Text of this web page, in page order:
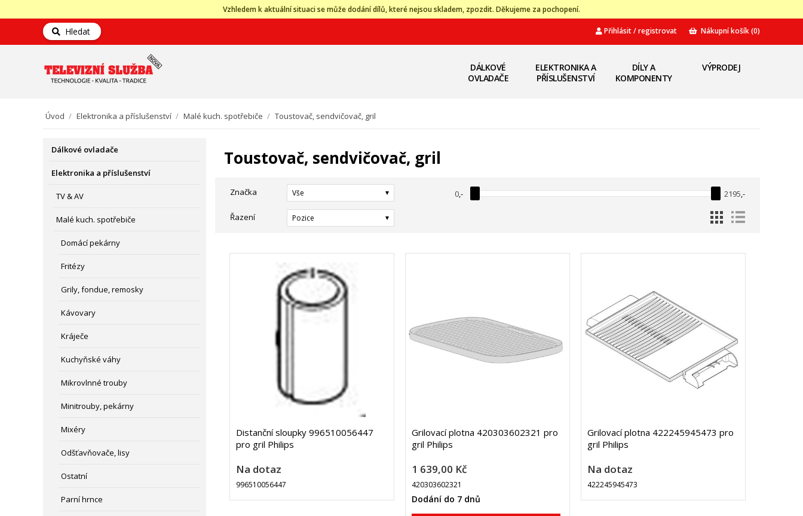
Vzhledem k aktuální situaci se může dodání dílů, které nejsou skladem, zpozdit. Děkujeme za pochopení.
Hledat Přihlásit / registrovat Nákupní košík(0)
DÁLKOVÉ
OVLADAČE
ELEKTRONIKA A
PŘÍSLUŠENSTVÍ
DÍLY A
KOMPONENTY
VÝPRODEJ
Úvod / Elektronika a příslušenství / Malé kuch. spotřebiče / Toustovač, sendvičovač, gril
Dálkové ovladače
Elektronika a příslušenství
TV & AV
Malé kuch. spotřebiče
Domácí pekárny
Fritézy
Grily, fondue, remosky
Kávovary
Kráječe
Kuchyňské váhy
Mikrovlnné trouby
Minitrouby, pekárny
Mixéry
Odšťavňovače, lisy
Ostatní
Parní hrnce
Toustovač, sendvičovač, gril
0,- ,-
2195
Značka Vše
Řazení Pozice
Distanční sloupky 996510056447
pro gril Philips
Na dotaz
996510056447
Grilovací plotna 420303602321 pro
gril Philips
1 639,00 Kč
420303602321
Dodání do 7 dnů
Grilovací plotna 422245945473 pro
gril Philips
Na dotaz
422245945473